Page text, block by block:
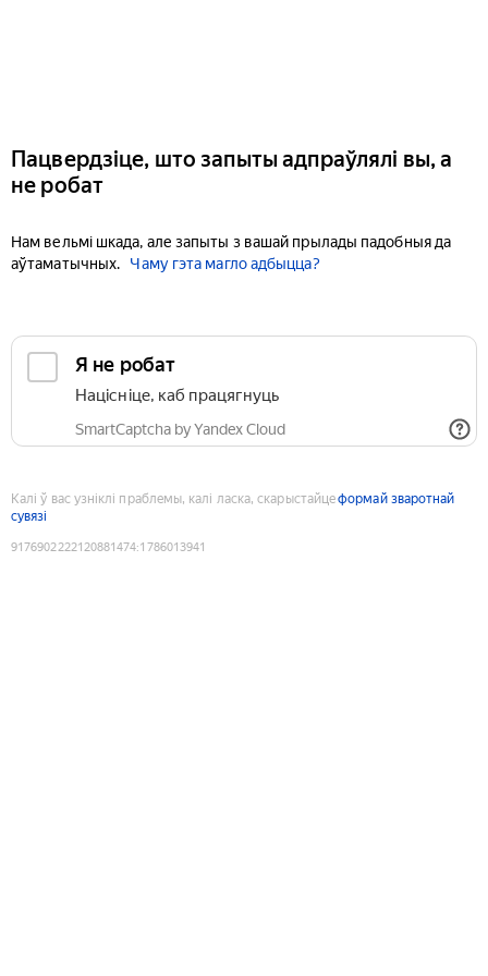
Пацвердзіце, што запыты адпраўлялі вы, а
не робат
Нам вельмі шкада, але запыты з вашай прылады падобныя да
аўтаматычных.
Чаму гэта магло адбыцца?
Я не робат
Націсніце, каб працягнуць
SmartCaptcha by Yandex Cloud
Калі ў вас узніклі праблемы, калі ласка, скарыстайцеформай зваротнай
сувязі
9176902222120881474:1786013941